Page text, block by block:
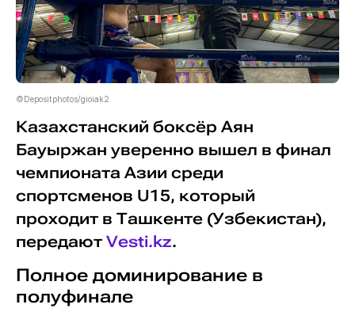
©Depositphotos/gioiak2
Казахстанский боксёр Аян
Бауыржан уверенно вышел в финал
чемпионата Азии среди
спортсменов U15, который
проходит в Ташкенте (Узбекистан),
передают Vesti.kz.
Полное доминирование в
полуфинале